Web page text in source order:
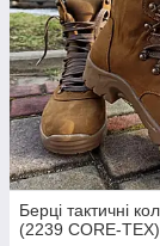
Берці тактичні
(2239 CORE-